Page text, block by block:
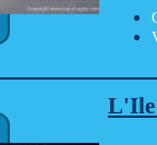
L'Ile